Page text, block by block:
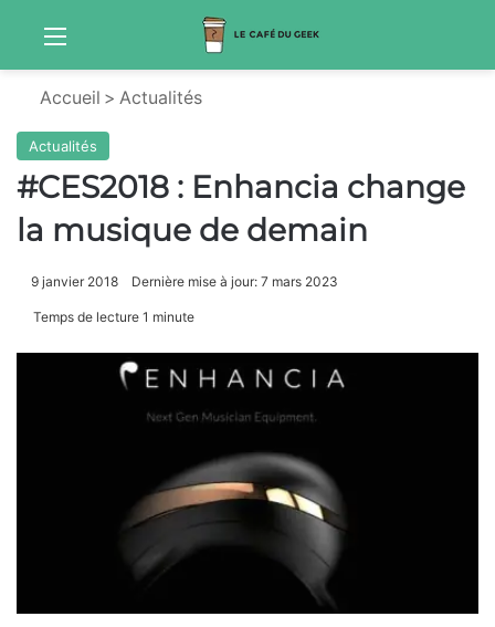
Accueil > Actualités
Actualités
#CES2018 : Enhancia change
la musique de demain
9 janvier 2018 Dernière mise à jour: 7 mars 2023
Temps de lecture 1 minute